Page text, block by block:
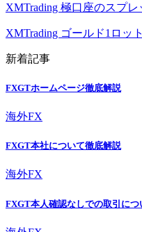
XMTrading 極口座のスプレ
XMTrading ゴールド1ロッ
新着記事
FXGTホームページ徹底解説
海外FX
FXGT本社について徹底解説
海外FX
FXGT本人確認なしでの取引につ